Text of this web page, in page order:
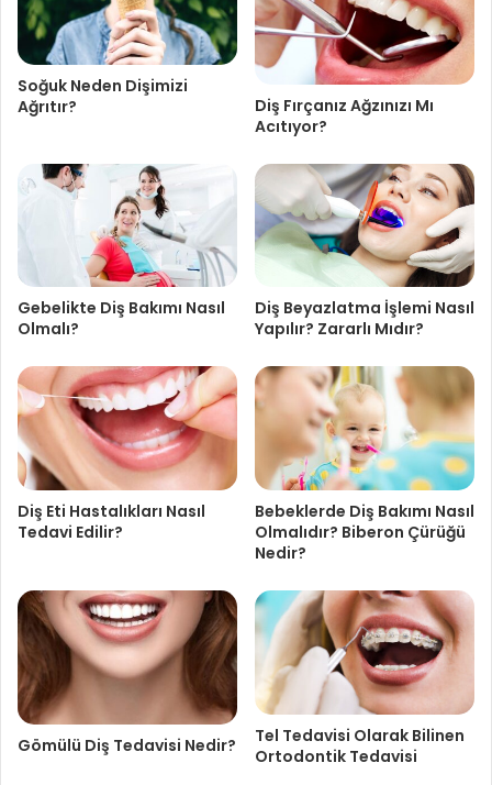
Soğuk Neden Dişimizi
Ağrıtır?
Diş Fırçanız Ağzınızı Mı
Acıtıyor?
Gebelikte Diş Bakımı Nasıl
Olmalı?
Diş Beyazlatma İşlemi Nasıl
Yapılır? Zararlı Mıdır?
Diş Eti Hastalıkları Nasıl
Tedavi Edilir?
Bebeklerde Diş Bakımı Nasıl
Olmalıdır? Biberon Çürüğü
Nedir?
Gömülü Diş Tedavisi Nedir?
Tel Tedavisi Olarak Bilinen
Ortodontik Tedavisi